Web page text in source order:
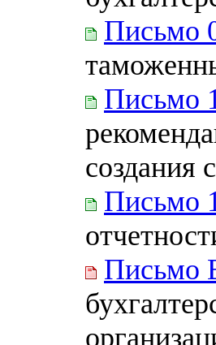
Письмо
Письмо
создания
Письмо
Письмо